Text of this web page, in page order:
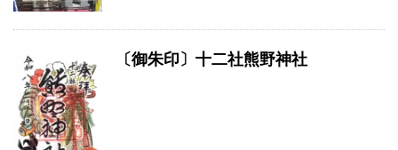
〔御朱印〕十二社熊野神社